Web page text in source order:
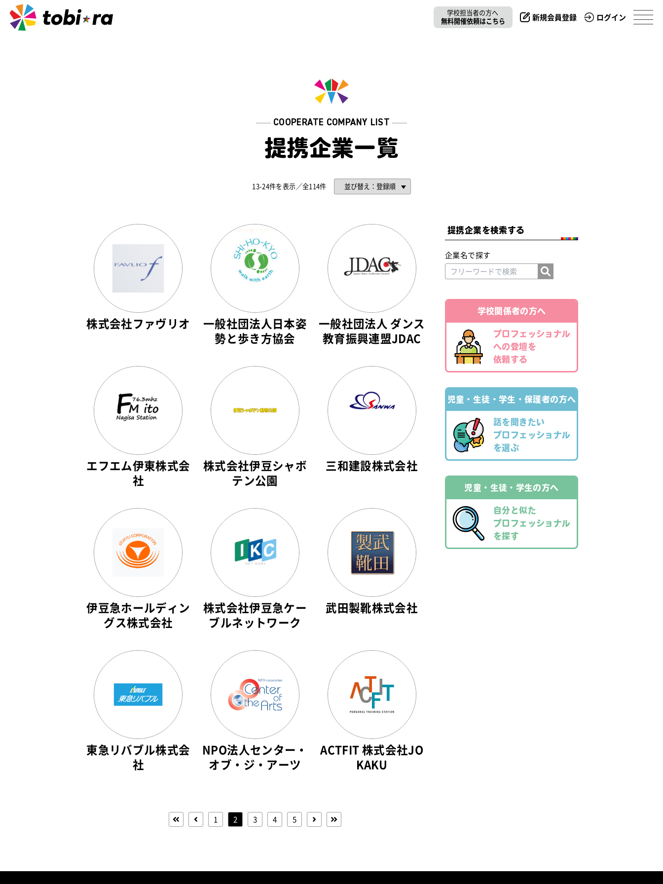
学校担当者の方へ
無料開催依頼はこちら
新規会員登録 ログイン
COOPERATE COMPANY LIST
提携企業⼀覧
13-24件を表示／全114件
株式会社ファヴリオ
一般社団法人日本姿
勢と歩き方協会
一般社団法人 ダンス
教育振興連盟JDAC
エフエム伊東株式会
社
株式会社伊豆シャボ
テン公園
三和建設株式会社
伊豆急ホールディン
グス株式会社
株式会社伊豆急ケー
ブルネットワーク
武田製靴株式会社
東急リバブル株式会
社
NPO法人センター・
オブ・ジ・アーツ
ACTFIT 株式会社JO
KAKU
1 2 3 4 5
提携企業を検索する
企業名で探す
学校関係者の方へ
プロフェッショナル
への登壇を
依頼する
児童・⽣徒・学⽣・保護者の⽅へ
話を聞きたい
プロフェッショナル
を選ぶ
児童・⽣徒・学⽣の⽅へ
自分と似た
プロフェッショナル
を探す